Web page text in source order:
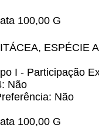
100,00 G
ESPÉCIE
I - Participação
Não
Não
100,00 G